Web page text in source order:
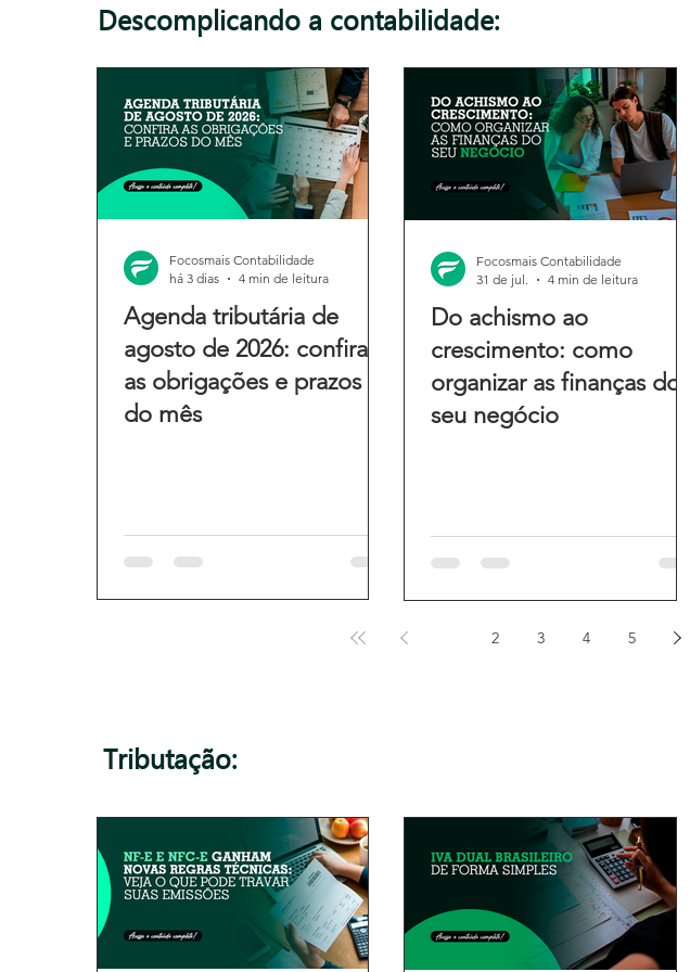
Descomplicando a contabilidade:
Agenda tributária de
agosto de 2026: confira
as obrigações e prazos
do mês
Focosmais Contabilidade
há 3 dias
4 min de leitura
Do achismo ao
crescimento: como
organizar as finanças do
seu negócio
Focosmais Contabilidade
31 de jul.
4 min de leitura
2 3 4 5
Tributação: